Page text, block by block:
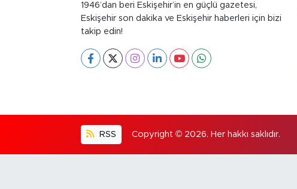
1946’dan beri Eskişehir’in en güçlü gazetesi,
Eskişehir son dakika ve Eskişehir haberleri için bizi
takip edin!
RSS Copyright © 2026. Her hakkı saklıdır.